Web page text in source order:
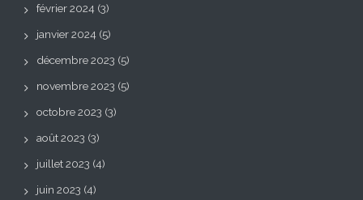
février 2024 (3)
janvier 2024 (5)
décembre 2023 (5)
novembre 2023 (5)
octobre 2023 (3)
août 2023 (3)
juillet 2023 (4)
juin 2023 (4)